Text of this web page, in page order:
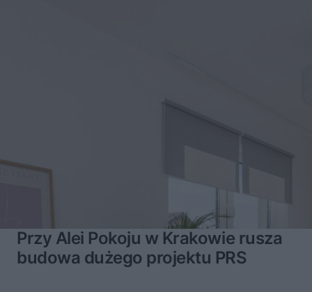
Przy Alei Pokoju w Krakowie rusza
budowa dużego projektu PRS